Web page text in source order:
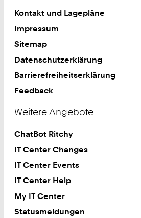
Kontakt und Lagepläne
Impressum
Sitemap
Datenschutzerklärung
Barrierefreiheitserklärung
Feedback
Weitere Angebote
ChatBot Ritchy
IT Center Changes
IT Center Events
IT Center Help
My IT Center
Statusmeldungen